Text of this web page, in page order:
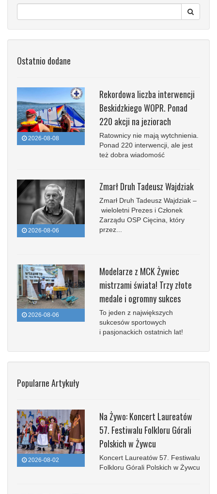
Ostatnio dodane
2026-08-08
Rekordowa liczba interwencji
Beskidzkiego WOPR. Ponad
220 akcji na jeziorach
Ratownicy nie mają wytchnienia.
Ponad 220 interwencji, ale jest
też dobra wiadomość
2026-08-06
Zmarł Druh Tadeusz Wajdziak
Zmarł Druh Tadeusz Wajdziak –
wieloletni Prezes i Członek
Zarządu OSP Cięcina, który
przez...
2026-08-06
Modelarze z MCK Żywiec
mistrzami świata! Trzy złote
medale i ogromny sukces
To jeden z największych
sukcesów sportowych
i pasjonackich ostatnich lat!
Popularne Artykuły
2026-08-02
Na Żywo: Koncert Laureatów
57. Festiwalu Folkloru Górali
Polskich w Żywcu
Koncert Laureatów 57. Festiwalu
Folkloru Górali Polskich w Żywcu